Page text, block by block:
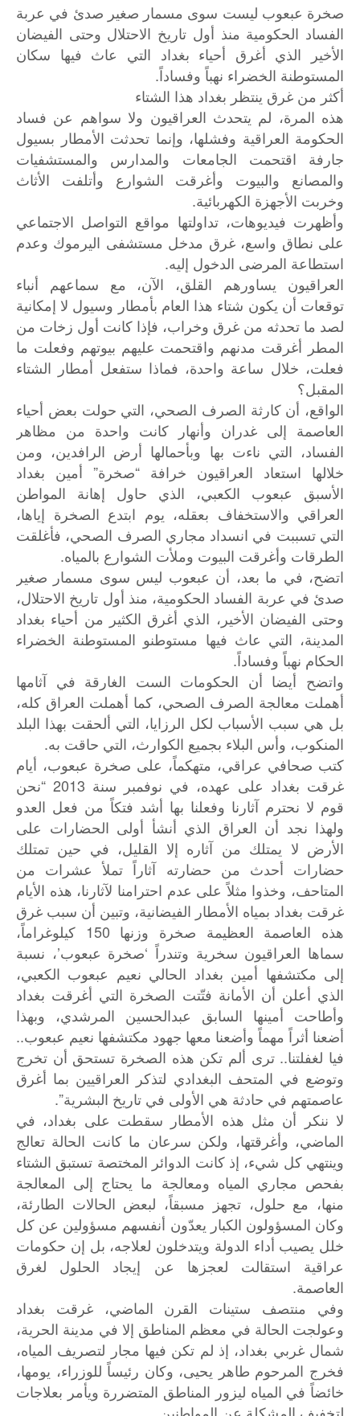
صخرة عبعوب ليست سوى مسمار صغير صدئ في عربة
الفساد الحكومية منذ أول تاريخ الاحتلال وحتى الفيضان
الأخير الذي أغرق أحياء بغداد التي عاث فيها سكان
المستوطنة الخضراء نهباً وفساداً.
أكثر من غرق ينتظر بغداد هذا الشتاء
هذه المرة، لم يتحدث العراقيون ولا سواهم عن فساد
الحكومة العراقية وفشلها، وإنما تحدثت الأمطار بسيول
جارفة اقتحمت الجامعات والمدارس والمستشفيات
والمصانع والبيوت وأغرقت الشوارع وأتلفت الأثاث
وخربت الأجهزة الكهربائية.
وأظهرت فيديوهات، تداولتها مواقع التواصل الاجتماعي
على نطاق واسع، غرق مدخل مستشفى اليرموك وعدم
استطاعة المرضى الدخول إليه.
العراقيون يساورهم القلق، الآن، مع سماعهم أنباء
توقعات أن يكون شتاء هذا العام بأمطار وسيول لا إمكانية
لصد ما تحدثه من غرق وخراب، فإذا كانت أول زخات من
المطر أغرقت مدنهم واقتحمت عليهم بيوتهم وفعلت ما
فعلت، خلال ساعة واحدة، فماذا ستفعل أمطار الشتاء
المقبل؟
الواقع، أن كارثة الصرف الصحي، التي حولت بعض أحياء
العاصمة إلى غدران وأنهار كانت واحدة من مظاهر
الفساد، التي ناءت بها وبأحمالها أرض الرافدين، ومن
خلالها استعاد العراقيون خرافة “صخرة” أمين بغداد
الأسبق عبعوب الكعبي، الذي حاول إهانة المواطن
العراقي والاستخفاف بعقله، يوم ابتدع الصخرة إياها،
التي تسببت في انسداد مجاري الصرف الصحي، فأغلقت
الطرقات وأغرقت البيوت وملأت الشوارع بالمياه.
اتضح، في ما بعد، أن عبعوب ليس سوى مسمار صغير
صدئ في عربة الفساد الحكومية، منذ أول تاريخ الاحتلال،
وحتى الفيضان الأخير، الذي أغرق الكثير من أحياء بغداد
المدينة، التي عاث فيها مستوطنو المستوطنة الخضراء
الحكام نهباً وفساداً.
واتضح أيضا أن الحكومات الست الغارقة في آثامها
أهملت معالجة الصرف الصحي، كما أهملت العراق كله،
بل هي سبب الأسباب لكل الرزايا، التي ألحقت بهذا البلد
المنكوب، وأس البلاء بجميع الكوارث، التي حاقت به.
كتب صحافي عراقي، متهكماً، على صخرة عبعوب، أيام
غرقت بغداد على عهده، في نوفمبر سنة 2013 “نحن
قوم لا نحترم آثارنا وفعلنا بها أشد فتكاً من فعل العدو
ولهذا نجد أن العراق الذي أنشأ أولى الحضارات على
الأرض لا يمتلك من آثاره إلا القليل، في حين تمتلك
حضارات أحدث من حضارته آثاراً تملأ عشرات من
المتاحف، وخذوا مثلاً على عدم احترامنا لآثارنا، هذه الأيام
غرقت بغداد بمياه الأمطار الفيضانية، وتبين أن سبب غرق
هذه العاصمة العظيمة صخرة وزنها 150 كيلوغراماً،
سماها العراقيون سخرية وتندراً ‘صخرة عبعوب’، نسبة
إلى مكتشفها أمين بغداد الحالي نعيم عبعوب الكعبي،
الذي أعلن أن الأمانة فتّتت الصخرة التي أغرقت بغداد
وأطاحت أمينها السابق عبدالحسين المرشدي، وبهذا
أضعنا أثراً مهماً وأضعنا معها جهود مكتشفها نعيم عبعوب..
فيا لغفلتنا.. ترى ألم تكن هذه الصخرة تستحق أن تخرج
وتوضع في المتحف البغدادي لتذكر العراقيين بما أغرق
عاصمتهم في حادثة هي الأولى في تاريخ البشرية”.
لا ننكر أن مثل هذه الأمطار سقطت على بغداد، في
الماضي، وأغرقتها، ولكن سرعان ما كانت الحالة تعالج
وينتهي كل شيء، إذ كانت الدوائر المختصة تستبق الشتاء
بفحص مجاري المياه ومعالجة ما يحتاج إلى المعالجة
منها، مع حلول، تجهز مسبقاً، لبعض الحالات الطارئة،
وكان المسؤولون الكبار يعدّون أنفسهم مسؤولين عن كل
خلل يصيب أداء الدولة ويتدخلون لعلاجه، بل إن حكومات
عراقية استقالت لعجزها عن إيجاد الحلول لغرق
العاصمة.
وفي منتصف ستينات القرن الماضي، غرقت بغداد
وعولجت الحالة في معظم المناطق إلا في مدينة الحرية،
شمال غربي بغداد، إذ لم تكن فيها مجار لتصريف المياه،
فخرج المرحوم طاهر يحيى، وكان رئيساً للوزراء، يومها،
خائضاً في المياه ليزور المناطق المتضررة ويأمر بعلاجات
لتخفيف المشكلة عن المواطنين.